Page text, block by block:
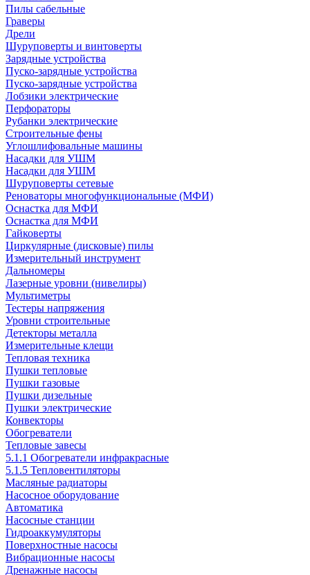
Пилы сабельные
Граверы
Дрели
Шуруповерты и винтоверты
Зарядные устройства
Пуско-зарядные устройства
Пуско-зарядные устройства
Лобзики электрические
Перфораторы
Рубанки электрические
Строительные фены
Углошлифовальные машины
Насадки для УШМ
Насадки для УШМ
Шуруповерты сетевые
Реноваторы многофункциональные (МФИ)
Оснастка для МФИ
Оснастка для МФИ
Гайковерты
Циркулярные (дисковые) пилы
Измерительный инструмент
Дальномеры
Лазерные уровни (нивелиры)
Мультиметры
Тестеры напряжения
Уровни строительные
Детекторы металла
Измерительные клещи
Тепловая техника
Пушки тепловые
Пушки газовые
Пушки дизельные
Пушки электрические
Конвекторы
Обогреватели
Тепловые завесы
5.1.1 Обогреватели инфракрасные
5.1.5 Тепловентиляторы
Масляные радиаторы
Насосное оборудование
Автоматика
Насосные станции
Гидроаккумуляторы
Поверхностные насосы
Вибрационные насосы
Дренажные насосы